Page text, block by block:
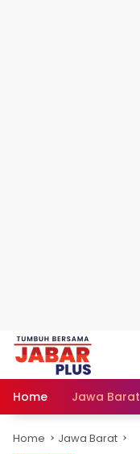
Skip
Home
Jawa Barat
Home Jawa Barat